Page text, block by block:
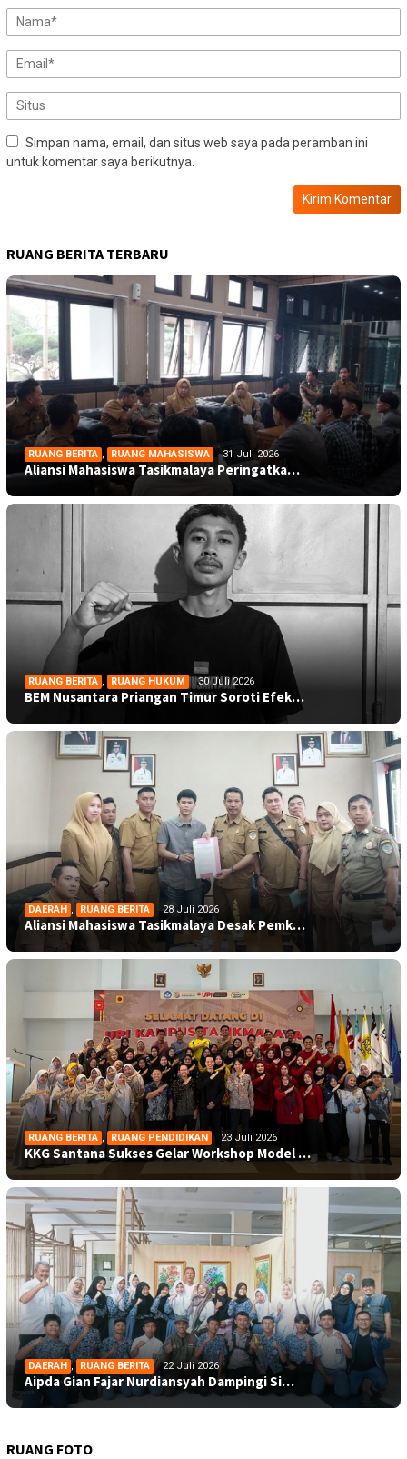
Simpan nama, email, dan situs web saya pada peramban ini
untuk komentar saya berikutnya.
RUANG BERITA TERBARU
RUANG BERITA , RUANG MAHASISWA 31 Juli 2026
Aliansi Mahasiswa Tasikmalaya Peringatka…
RUANG BERITA , RUANG HUKUM 30 Juli 2026
BEM Nusantara Priangan Timur Soroti Efek…
DAERAH , RUANG BERITA 28 Juli 2026
Aliansi Mahasiswa Tasikmalaya Desak Pemk…
RUANG BERITA , RUANG PENDIDIKAN 23 Juli 2026
KKG Santana Sukses Gelar Workshop Model …
DAERAH , RUANG BERITA 22 Juli 2026
Aipda Gian Fajar Nurdiansyah Dampingi Si…
RUANG FOTO